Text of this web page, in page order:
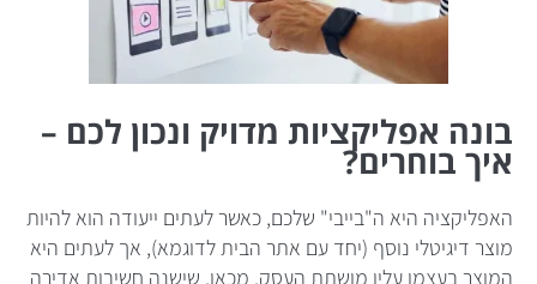
בונה אפליקציות מדויק ונכון לכם –
איך בוחרים?
האפליקציה היא ה"בייבי" שלכם, כאשר לעתים ייעודה הוא להיות
מוצר דיגיטלי נוסף (יחד עם אתר הבית לדוגמא), אך לעתים היא
המוצר בעצמו עליו מושתת העסק. מכאן, שישנה חשיבות אדירה